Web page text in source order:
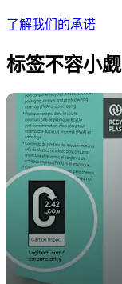
了解我们的承诺
标签不容小觑